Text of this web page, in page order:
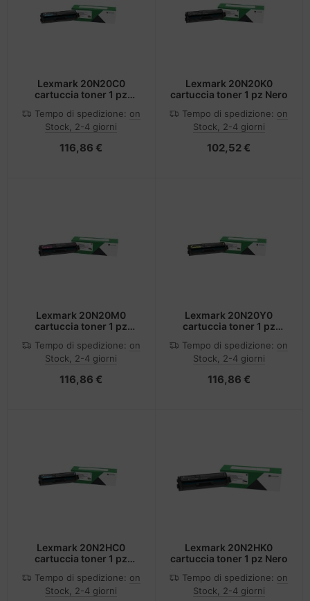
Lexmark 20N20C0
cartuccia toner 1 pz
Tempo di spedizione: on
Stock, 2-4 giorni
116,86 €
Lexmark 20N20K0
cartuccia toner 1 pz Nero
Tempo di spedizione: on
Stock, 2-4 giorni
102,52 €
Lexmark 20N20M0
cartuccia toner 1 pz
Tempo di spedizione: on
Stock, 2-4 giorni
116,86 €
Lexmark 20N20Y0
cartuccia toner 1 pz
Tempo di spedizione: on
Stock, 2-4 giorni
116,86 €
Lexmark 20N2HC0
cartuccia toner 1 pz
Tempo di spedizione: on
Stock, 2-4 giorni
Lexmark 20N2HK0
cartuccia toner 1 pz Nero
Tempo di spedizione: on
Stock, 2-4 giorni